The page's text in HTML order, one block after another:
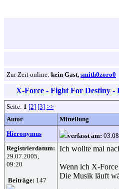
Zur Zeit online: kein Gast, smith0zoro0
X-Force - Fight For Destiny -
Seite: 1 [2] [3] >>
Autor
Mitteilung
Hieronymus
verfasst am:
Registrierdatum:
29.07.2005,
09:20
Beiträge: 147
Ich wollte mal
Wenn ich X-Force
Die Musik läuft